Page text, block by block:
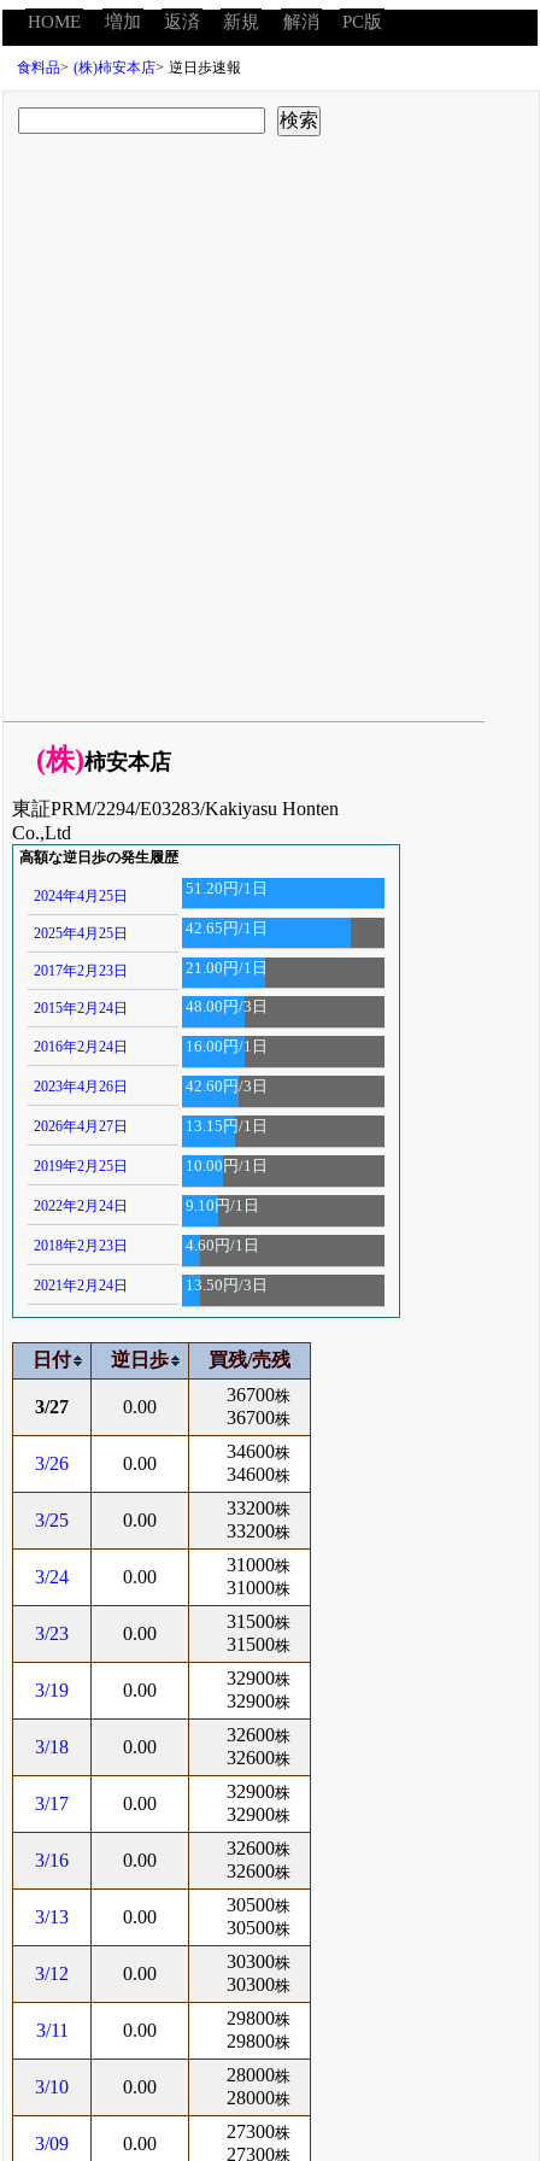
HOME 増加 返済 新規 解消 PC版
食料品> (株)柿安本店> 逆日歩速報
(株)柿安本店
東証PRM/2294/E03283/Kakiyasu Honten
Co.,Ltd
高額な逆日歩の発生履歴
2024年4月25日 51.20円/1日
2025年4月25日 42.65円/1日
2017年2月23日 21.00円/1日
2015年2月24日 48.00円/3日
2016年2月24日 16.00円/1日
2023年4月26日 42.60円/3日
2026年4月27日 13.15円/1日
2019年2月25日 10.00円/1日
2022年2月24日 9.10円/1日
2018年2月23日 4.60円/1日
2021年2月24日 13.50円/3日
日付 逆日歩 買残/売残
3/27 0.00
36700株
36700株
3/26 0.00
34600株
34600株
3/25 0.00
33200株
33200株
3/24 0.00
31000株
31000株
3/23 0.00
31500株
31500株
3/19 0.00
32900株
32900株
3/18 0.00
32600株
32600株
3/17 0.00
32900株
32900株
3/16 0.00
32600株
32600株
3/13 0.00
30500株
30500株
3/12 0.00
30300株
30300株
3/11 0.00
29800株
29800株
3/10 0.00
28000株
28000株
3/09 0.00
27300株
27300株